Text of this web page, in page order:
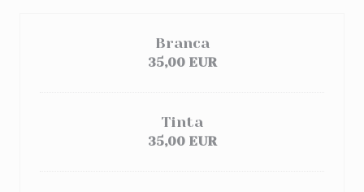
Branca
35,00 EUR
Tinta
35,00 EUR